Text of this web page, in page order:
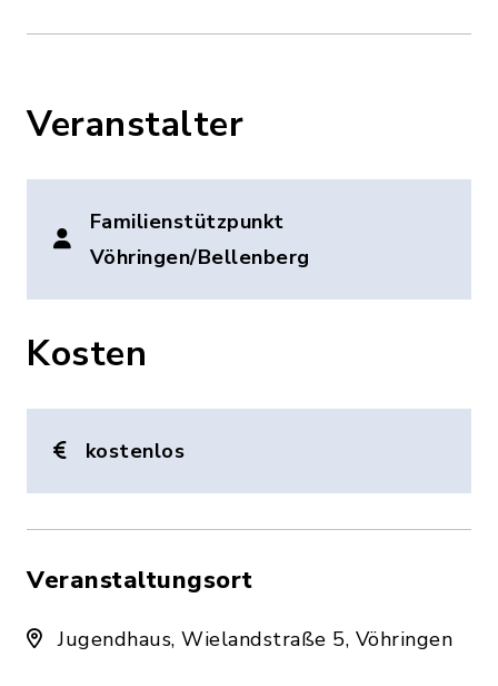
Veranstalter
Familienstützpunkt
Vöhringen/Bellenberg
Kosten
kostenlos
Veranstaltungsort
Jugendhaus, Wielandstraße 5, Vöhringen